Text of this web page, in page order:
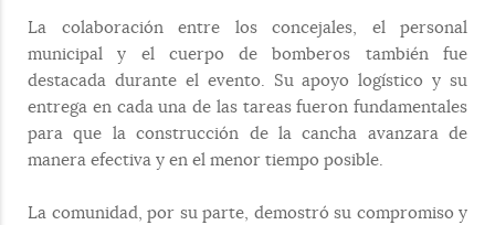
La colaboración entre los concejales, el personal
municipal y el cuerpo de bomberos también fue
destacada durante el evento. Su apoyo logístico y su
entrega en cada una de las tareas fueron fundamentales
para que la construcción de la cancha avanzara de
manera efectiva y en el menor tiempo posible.
La comunidad, por su parte, demostró su compromiso y